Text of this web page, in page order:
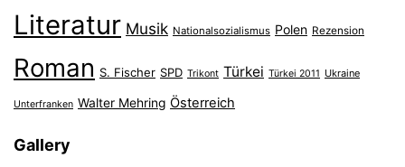
Literatur Musik Nationalsozialismus Polen Rezension
Roman S. Fischer SPD Trikont Türkei Türkei 2011 Ukraine
Unterfranken Walter Mehring Österreich
Gallery